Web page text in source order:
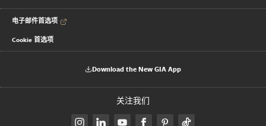
电子邮件首选项
Cookie 首选项
Download the New GIA App
关注我们